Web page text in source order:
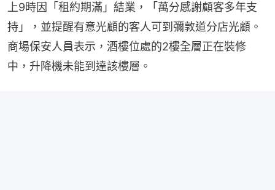
上9時因「租約期滿」結業，「萬分感謝顧客多年支
持」，並提醒有意光顧的客人可到彌敦道分店光顧。
商場保安人員表示，酒樓位處的2樓全層正在裝修
中，升降機未能到達該樓層。